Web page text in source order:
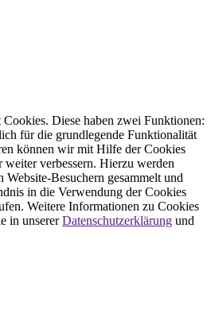
Cookies. Diese haben zwei Funktionen:
für die grundlegende Funktionalität
können wir mit Hilfe der Cookies
verbessern. Hierzu werden
Besuchern gesammelt und
in die Verwendung der Cookies
Weitere Informationen zu Cookies
in unsererDatenschutzerklärung und